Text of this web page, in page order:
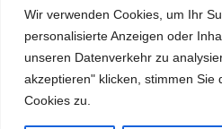
Wir verwenden Cookies, um Ihr
personalisierte Anzeigen oder
unseren Datenverkehr zu
akzeptieren" klicken, stimmen Sie
Cookies zu.
Hinter dem Turme 12a,
0531 / 180508 0
info@linet.de